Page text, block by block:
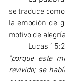
se traduce
la emoción de
motivo de
Lucas
"porque este
revivido; se